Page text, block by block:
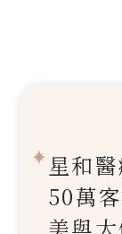
星和醫
50萬
美與